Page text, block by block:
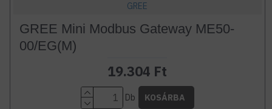
GREE
GREE Mini Modbus Gateway ME50-
00/EG(M)
19.304 Ft
Db KOSÁRBA